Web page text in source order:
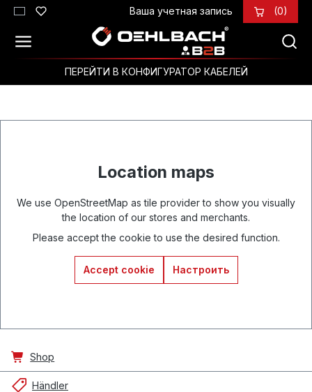
Перейти к основному содержанию
Ваша учетная запись (0)
ПЕРЕЙТИ В КОНФИГУРАТОР КАБЕЛЕЙ
Location maps
We use OpenStreetMap as tile provider to show you visually
the location of our stores and merchants.
Please accept the cookie to use the desired function.
Accept cookie Настроить
Shop
Händler